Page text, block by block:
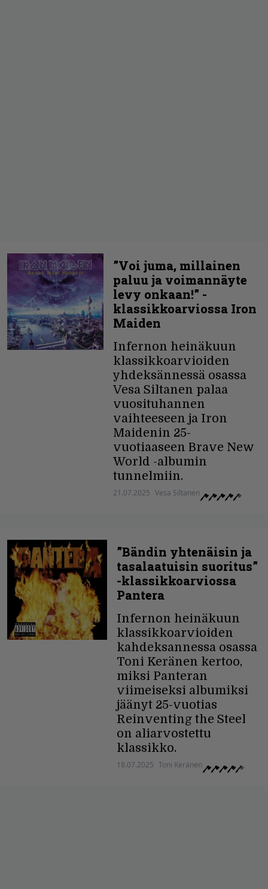
”Voi juma, millainen
paluu ja voimannäyte
levy onkaan!” -
klassikkoarviossa Iron
Maiden
Infernon heinäkuun
klassikkoarvioiden
yhdeksännessä osassa
Vesa Siltanen palaa
vuosituhannen
vaihteeseen ja Iron
Maidenin 25-
vuotiaaseen Brave New
World -albumin
tunnelmiin.
21.07.2025 Vesa Siltanen
”Bändin yhtenäisin ja
tasalaatuisin suoritus”
-klassikkoarviossa
Pantera
Infernon heinäkuun
klassikkoarvioiden
kahdeksannessa osassa
Toni Keränen kertoo,
miksi Panteran
viimeiseksi albumiksi
jäänyt 25-vuotias
Reinventing the Steel
on aliarvostettu
klassikko.
18.07.2025 Toni Keränen